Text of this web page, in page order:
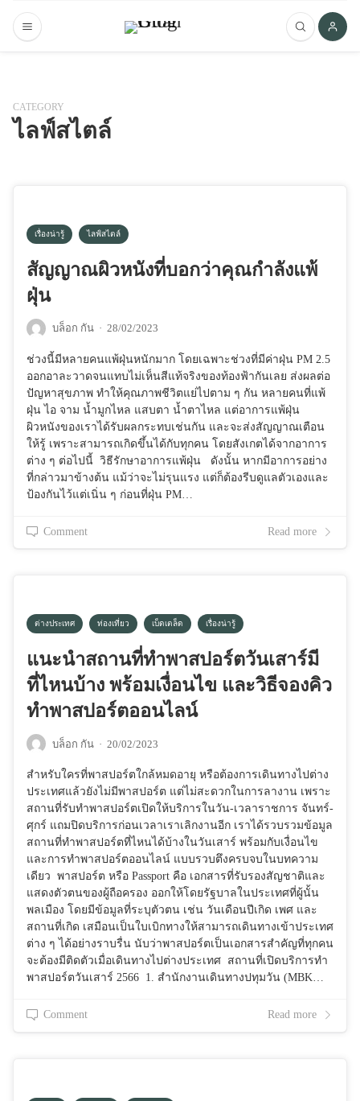
CATEGORY
ไลฟ์สไตล์
เรื่องน่ารู้ ไลฟ์สไตล์
สัญญาณผิวหนังที่บอกว่าคุณกำลังแพ้
ฝุ่น
บล็อก กัน · 28/02/2023
ช่วงนี้มีหลายคนแพ้ฝุ่นหนักมาก โดยเฉพาะช่วงที่มีค่าฝุ่น PM 2.5
ออกอาละวาดจนแทบไม่เห็นสีแท้จริงของท้องฟ้ากันเลย ส่งผลต่อ
ปัญหาสุขภาพ ทำให้คุณภาพชีวิตแย่ไปตาม ๆ กัน หลายคนที่แพ้
ฝุ่น ไอ จาม น้ำมูกไหล แสบตา น้ำตาไหล แต่อาการแพ้ฝุ่น
ผิวหนังของเราได้รับผลกระทบเช่นกัน และจะส่งสัญญาณเตือน
ให้รู้ เพราะสามารถเกิดขึ้นได้กับทุกคน โดยสังเกตได้จากอาการ
ต่าง ๆ ต่อไปนี้ วิธีรักษาอาการแพ้ฝุ่น ดังนั้น หากมีอาการอย่าง
ที่กล่าวมาข้างต้น แม้ว่าจะไม่รุนแรง แต่ก็ต้องรีบดูแลตัวเองและ
ป้องกันไว้แต่เนิ่น ๆ ก่อนที่ฝุ่น PM…
Comment Read more
ต่างประเทศ ท่องเที่ยว เบ็ดเตล็ด เรื่องน่ารู้
แนะนำสถานที่ทำพาสปอร์ตวันเสาร์มี
ที่ไหนบ้าง พร้อมเงื่อนไข และวิธีจองคิว
ทำพาสปอร์ตออนไลน์
บล็อก กัน · 20/02/2023
สำหรับใครที่พาสปอร์ตใกล้หมดอายุ หรือต้องการเดินทางไปต่าง
ประเทศแล้วยังไม่มีพาสปอร์ต แต่ไม่สะดวกในการลางาน เพราะ
สถานที่รับทำพาสปอร์ตเปิดให้บริการในวัน-เวลาราชการ จันทร์-
ศุกร์ แถมปิดบริการก่อนเวลาเราเลิกงานอีก เราได้รวบรวมข้อมูล
สถานที่ทำพาสปอร์ตที่ไหนได้บ้างในวันเสาร์ พร้อมกับเงื่อนไข
และการทำพาสปอร์ตออนไลน์ แบบรวบตึงครบจบในบทความ
เดียว พาสปอร์ต หรือ Passport คือ เอกสารที่รับรองสัญชาติและ
แสดงตัวตนของผู้ถือครอง ออกให้โดยรัฐบาลในประเทศที่ผู้นั้น
พลเมือง โดยมีข้อมูลที่ระบุตัวตน เช่น วันเดือนปีเกิด เพศ และ
สถานที่เกิด เสมือนเป็นใบเบิกทางให้สามารถเดินทางเข้าประเทศ
ต่าง ๆ ได้อย่างราบรื่น นับว่าพาสปอร์ตเป็นเอกสารสำคัญที่ทุกคน
จะต้องมีติดตัวเมื่อเดินทางไปต่างประเทศ สถานที่เปิดบริการทำ
พาสปอร์ตวันเสาร์ 2566 1. สำนักงานเดินทางปทุมวัน (MBK…
Comment Read more